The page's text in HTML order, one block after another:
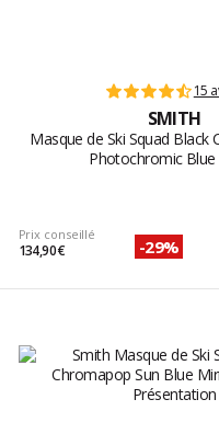
15
SMITH
Masque de Ski Squad Black
Photochromic
Prix conseillé
134,90 € -29%